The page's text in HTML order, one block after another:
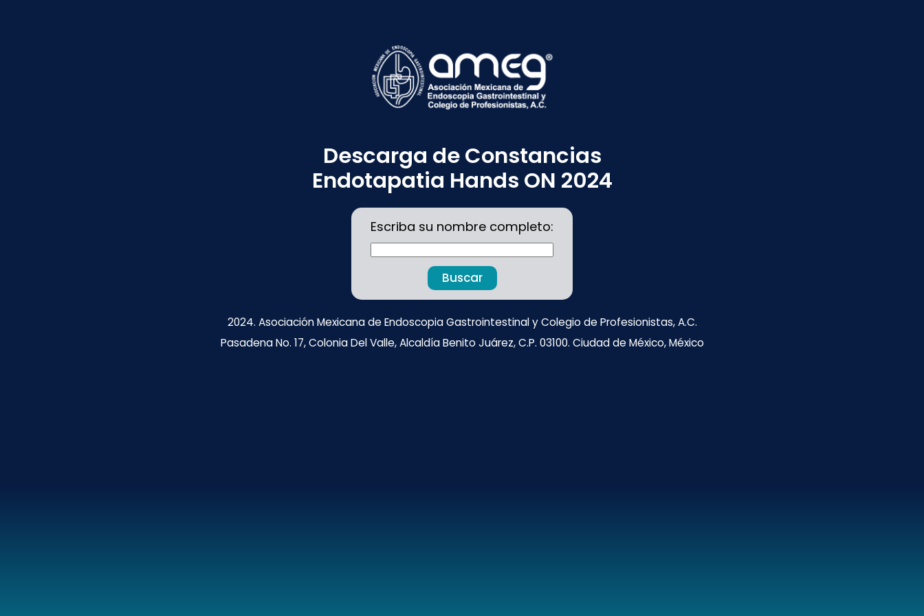
Descarga de Constancias
Endotapatia Hands ON 2024
Escriba su nombre completo:
Buscar
2024. Asociación Mexicana de Endoscopia Gastrointestinal y Colegio de Profesionistas, A.C.
Pasadena No. 17, Colonia Del Valle, Alcaldía Benito Juárez, C.P. 03100. Ciudad de México, México